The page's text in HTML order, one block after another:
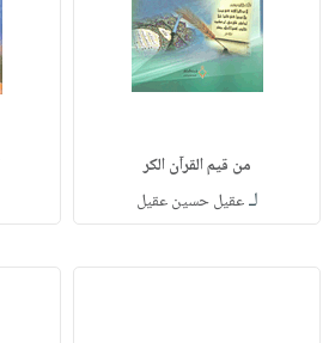
من قيم القرآن الكر
لـعقيل حسين عقيل